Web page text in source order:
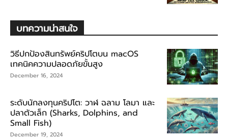
บทความน่าสนใจ
วิธีปกป้องสินทรัพย์คริปโตบน macOS
เทคนิคความปลอดภัยขั้นสูง
December 16, 2024
ระดับนักลงทุนคริปโต: วาฬ ฉลาม โลมา และ
ปลาตัวเล็ก (Sharks, Dolphins, and
Small Fish)
December 19, 2024